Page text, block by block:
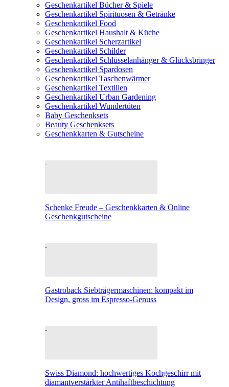
Geschenkartikel Bücher & Spiele
Geschenkartikel Spirituosen & Getränke
Geschenkartikel Food
Geschenkartikel Haushalt & Küche
Geschenkartikel Scherzartikel
Geschenkartikel Schilder
Geschenkartikel Schlüsselanhänger & Glücksbringer
Geschenkartikel Spardosen
Geschenkartikel Taschenwärmer
Geschenkartikel Textilien
Geschenkartikel Urban Gardening
Geschenkartikel Wundertüten
Baby Geschenksets
Beauty Geschenksets
Geschenkkarten & Gutscheine
Schenke Freude – Geschenkkarten & Online
Geschenkgutscheine
Gastroback Siebträgermaschinen: kompakt im
Design, gross im Espresso-Genuss
Swiss Diamond: hochwertiges Kochgeschirr mit
diamantverstärkter Antihaftbeschichtung